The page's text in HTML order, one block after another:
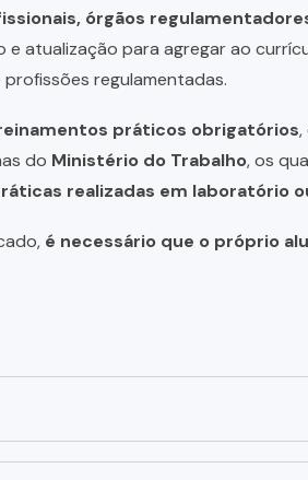
órgãos
atualização para agregar ao
regulamentadas.
práticos obrigatórios,
do Ministério do Trabalho, os
realizadas em laboratório
é necessário que o próprio